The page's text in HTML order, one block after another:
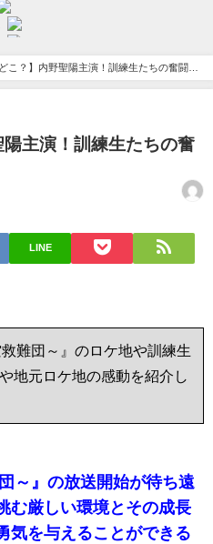
こ？】内野聖陽主演！訓練生たちの奮闘に
陽主演！訓練生たちの奮
LINE
難団～』のロケ地や訓練生
地元ロケ地の感動を紹介し
～』の放送開始が待ち遠
む厳しい環境とその成長
気を与えることができる